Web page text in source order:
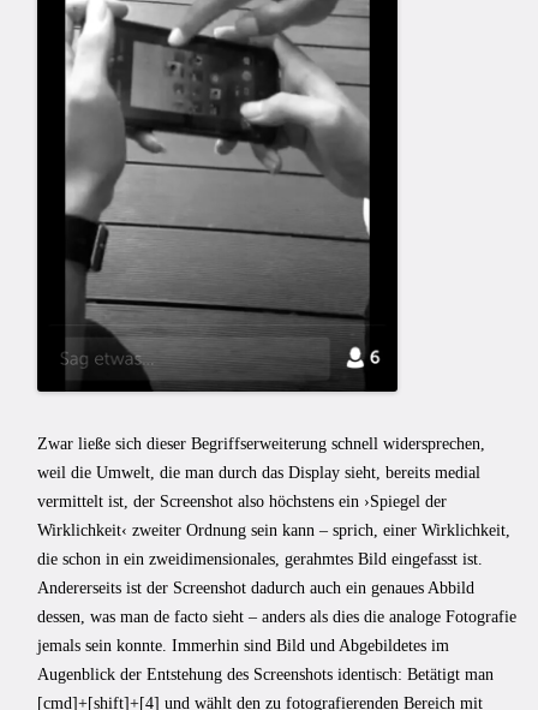
Zwar ließe sich dieser Begriffserweiterung schnell widersprechen,
weil die Umwelt, die man durch das Display sieht, bereits medial
vermittelt ist, der Screenshot also höchstens ein ›Spiegel der
Wirklichkeit‹ zweiter Ordnung sein kann – sprich, einer Wirklichkeit,
die schon in ein zweidimensionales, gerahmtes Bild eingefasst ist.
Andererseits ist der Screenshot dadurch auch ein genaues Abbild
dessen, was man de facto sieht – anders als dies die analoge Fotografie
jemals sein konnte. Immerhin sind Bild und Abgebildetes im
Augenblick der Entstehung des Screenshots identisch: Betätigt man
[cmd]+[shift]+[4] und wählt den zu fotografierenden Bereich mit